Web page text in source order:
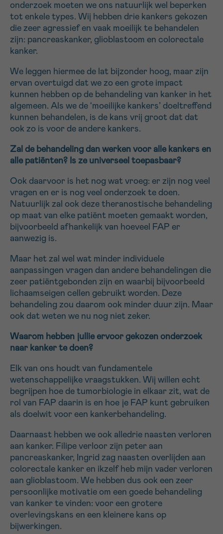
onderzoek moeten we ons natuurlijk wel beperken
tot enkele types. Wij hebben drie kankers gekozen
die zeer agressief en vaak moeilijk te behandelen
zijn: pancreaskanker, glioblastoom en colorectale
kanker.
We leggen hiermee de lat bijzonder hoog, maar zijn
ervan overtuigd dat we zo een grote impact
kunnen hebben op de behandeling van kanker in het
algemeen. Als we de ‘moeilijke kankers’ doeltreffend
kunnen behandelen, is de kans vrij groot dat dat
ook zo is voor de andere kankers.
Zal de behandeling dan werken voor alle kankers en
alle patiënten? Is ze universeel toepasbaar?
Ook daarvoor is het nog wat vroeg: er zijn nog veel
vragen en er is nog veel onderzoek te doen.
Natuurlijk zal ook deze theranostische behandeling
op maat van elke patiënt moeten gemaakt worden,
bijvoorbeeld afhankelijk van hoeveel FAP er
aanwezig is.
Maar het zal wel wat minder individuele
aanpassingen vragen dan andere behandelingen die
zeer patiëntgebonden zijn en waarbij bijvoorbeeld
lichaamseigen cellen gebruikt worden. Deze
behandeling zou daarom ook minder duur zijn. Maar
ook dat weten we nu nog niet zeker.
Waarom hebben jullie ervoor gekozen onderzoek
naar kanker te doen?
Elk van ons houdt van fundamentele
wetenschappelijke vraagstukken. Wij willen echt
begrijpen hoe de tumorbiologie in elkaar zit, wat de
rol van FAP daarin is en hoe je FAP kunt gebruiken
als doelwit voor een kankerbehandeling.
Daarnaast hebben we ook alledrie naasten verloren
aan kanker. Filipe verloor zijn peter aan
pancreaskanker, Ingrid zag naasten overlijden aan
colorectale kanker en ikzelf heb mijn vader verloren
aan glioblastoom. We hebben dus ook een zeer
persoonlijke motivatie om een goede behandeling
van kanker te vinden: voor een grotere
overlevingskans en een kleinere kans op
bijwerkingen.